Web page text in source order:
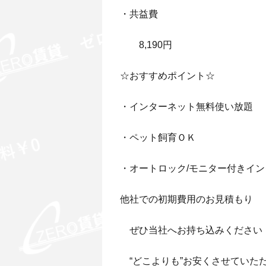
・共益費
8,190円
☆おすすめポイント☆
・インターネット無料使い放題
・ペット飼育ＯＫ
・オートロック/モニター付きイ
他社での初期費用のお見積もり
ぜひ当社へお持ち込みください
“どこよりも”お安くさせていた